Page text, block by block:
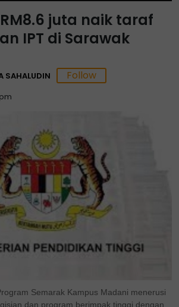
juta naik taraf
IPT di Sarawak
SAHALUDIN
Semarak Kampus Madani menerusi
dan program berimpak tinggi dengan